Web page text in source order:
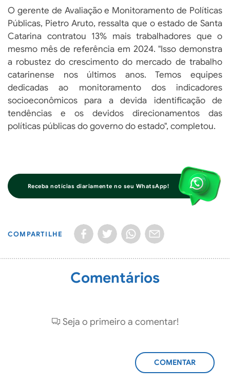
O gerente de Avaliação e Monitoramento de Políticas
Públicas, Pietro Aruto, ressalta que o estado de Santa
Catarina contratou 13% mais trabalhadores que o
mesmo mês de referência em 2024. "Isso demonstra
a robustez do crescimento do mercado de trabalho
catarinense nos últimos anos. Temos equipes
dedicadas ao monitoramento dos indicadores
socioeconômicos para a devida identificação de
tendências e os devidos direcionamentos das
políticas públicas do governo do estado", completou.
Receba notícias diariamente no seu WhatsApp!
COMPARTILHE
Comentários
Seja o primeiro a comentar!
ADICIONAR